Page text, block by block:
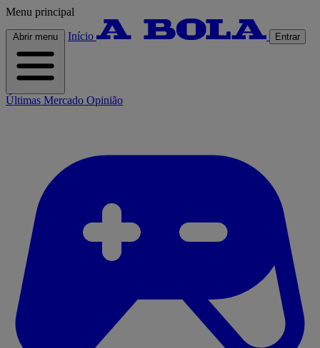
Menu principal
Abrir menu Início Entrar
Últimas Mercado Opinião